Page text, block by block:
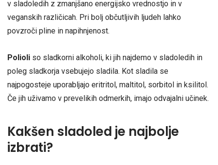
v sladoledih z zmanjšano energijsko vrednostjo in v
veganskih različicah. Pri bolj občutljivih ljudeh lahko
povzroči pline in napihnjenost.
Polioli so sladkorni alkoholi, ki jih najdemo v sladoledih in
poleg sladkorja vsebujejo sladila. Kot sladila se
najpogosteje uporabljajo eritritol, maltitol, sorbitol in ksilitol.
Če jih uživamo v prevelikih odmerkih, imajo odvajalni učinek.
Kakšen sladoled je najbolje
izbrati?